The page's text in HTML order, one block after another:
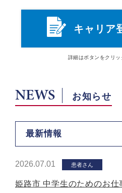
キャリア
詳細はボタン をクリ
NEWS お知らせ
最新情報
2026.07.01 患者さん
姫路市 中学生のためのお